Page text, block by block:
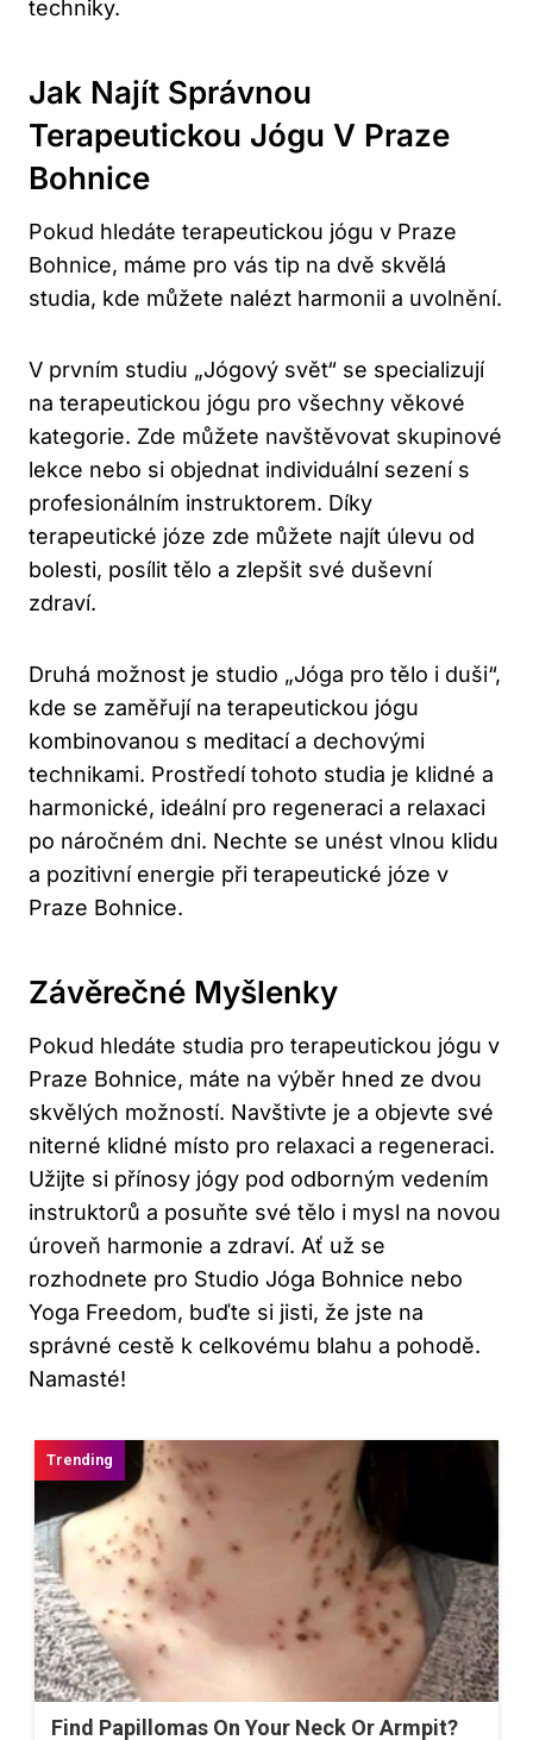
techniky.
Jak Najít Správnou
Terapeutickou Jógu V Praze
Bohnice
Pokud hledáte terapeutickou jógu v Praze
Bohnice, máme pro vás tip na dvě skvělá
studia, kde můžete nalézt harmonii a uvolnění.
V prvním studiu „Jógový svět“ se specializují
na terapeutickou jógu pro všechny věkové
kategorie. Zde můžete navštěvovat skupinové
lekce nebo si objednat individuální sezení s
profesionálním instruktorem. Díky
terapeutické józe zde můžete najít úlevu od
bolesti, posílit tělo a zlepšit své duševní
zdraví.
Druhá možnost je studio „Jóga pro tělo i duši“,
kde se zaměřují na terapeutickou jógu
kombinovanou s meditací a dechovými
technikami. Prostředí tohoto studia je klidné a
harmonické, ideální pro regeneraci a relaxaci
po náročném dni. Nechte se unést vlnou klidu
a pozitivní energie při terapeutické józe v
Praze Bohnice.
Závěrečné Myšlenky
Pokud hledáte studia pro terapeutickou jógu v
Praze Bohnice, máte na výběr hned ze dvou
skvělých možností. Navštivte je a objevte své
niterné klidné místo pro relaxaci a regeneraci.
Užijte si přínosy jógy pod odborným vedením
instruktorů a posuňte své tělo i mysl na novou
úroveň harmonie a zdraví. Ať už se
rozhodnete pro Studio Jóga Bohnice nebo
Yoga Freedom, buďte si jisti, že jste na
správné cestě k celkovému blahu a pohodě.
Namasté!
Find Papillomas On Your Neck Or Armpit?